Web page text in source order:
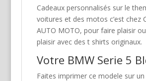
Cadeaux personnalisés sur le
voitures et des motos c’est chez
AUTO MOTO, pour faire plaisir
plaisir avec des t shirts originaux.
Votre BMW Serie 5
Faites imprimer ce modele sur un